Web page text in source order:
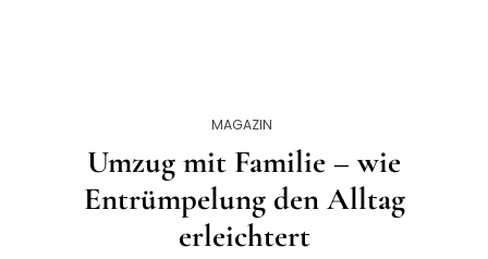
MAGAZIN
Umzug mit Familie – wie
Entrümpelung den Alltag
erleichtert